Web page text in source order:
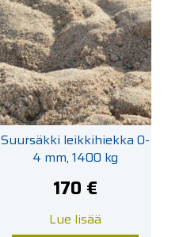
Suursäkki leikkihiekka 0-
4 mm, 1400 kg
170 €
Lue lisää